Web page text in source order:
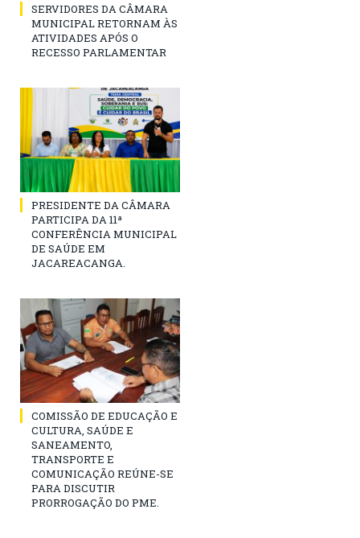
SERVIDORES DA CÂMARA
MUNICIPAL RETORNAM ÀS
ATIVIDADES APÓS O
RECESSO PARLAMENTAR
PRESIDENTE DA CÂMARA
PARTICIPA DA 11ª
CONFERÊNCIA MUNICIPAL
DE SAÚDE EM
JACAREACANGA.
COMISSÃO DE EDUCAÇÃO E
CULTURA, SAÚDE E
SANEAMENTO,
TRANSPORTE E
COMUNICAÇÃO REÚNE-SE
PARA DISCUTIR
PRORROGAÇÃO DO PME.